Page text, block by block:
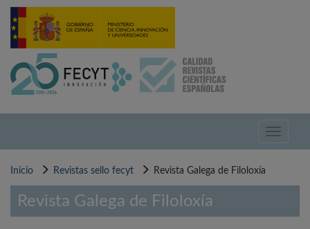
Pasar
contenido
Toggle
Inicio Revistas sello fecyt Revista Galega de Filoloxía
Revista Galega de Filoloxía